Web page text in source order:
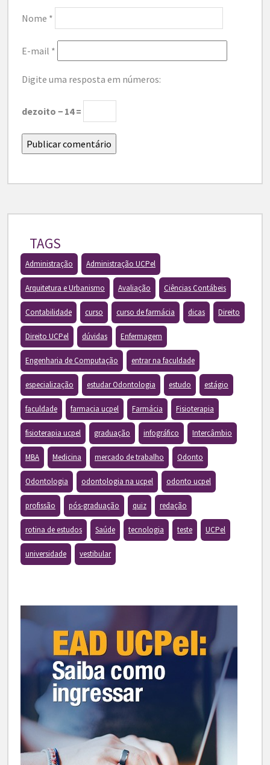
Nome *
E-mail *
Digite uma resposta em números:
dezoito − 14 =
TAGS
Administração Administração UCPel
Arquitetura e Urbanismo Avaliação Ciências Contábeis
Contabilidade curso curso de farmácia dicas Direito
Direito UCPel dúvidas Enfermagem
Engenharia de Computação entrar na faculdade
especialização estudar Odontologia estudo estágio
faculdade farmacia ucpel Farmácia Fisioterapia
fisioterapia ucpel graduação infográfico Intercâmbio
MBA Medicina mercado de trabalho Odonto
Odontologia odontologia na ucpel odonto ucpel
profissão pós-graduação quiz redação
rotina de estudos Saúde tecnologia teste UCPel
universidade vestibular